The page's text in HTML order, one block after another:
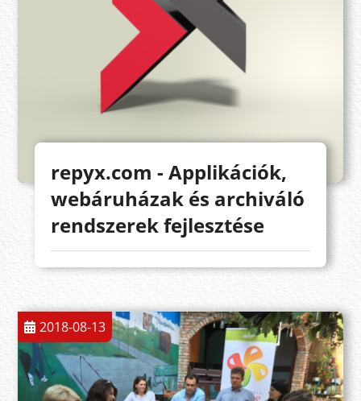
repyx.com - Applikációk,
webáruházak és archiváló
rendszerek fejlesztése
2018-08-13